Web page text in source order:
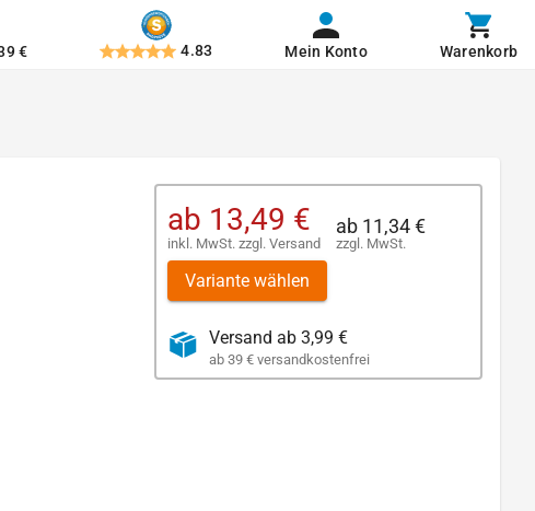
€ 4.83 Mein Konto Warenkorb
ab 13,49 €
inkl. MwSt. zzgl. Versand
ab 11,34 €
zzgl. MwSt.
Variante wählen
Versand ab 3,99 €
ab 39 € versandkostenfrei